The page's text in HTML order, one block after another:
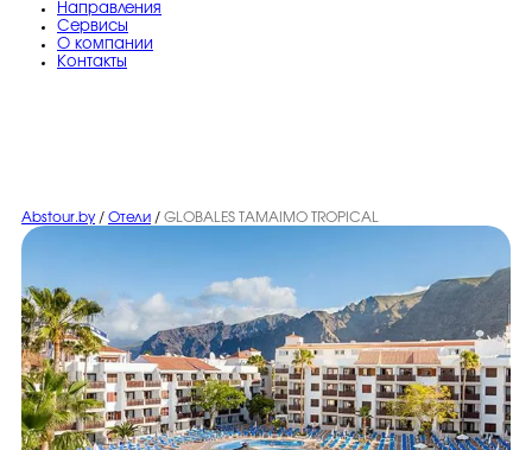
Направления
Сервисы
O компании
Контакты
Abstour.by / Отели / GLOBALES TAMAIMO TROPICAL